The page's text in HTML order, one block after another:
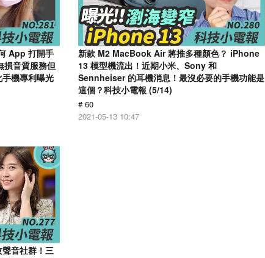
App 打開手
音質服務但
機專利曝光
新款 M2 MacBook Air 將推多種顏色？ iPhone
13 模型機流出！近期小米、Sony 和
Sennheiser 的耳機消息！最沒必要的手機功能是
這個？科技小電報 (5/14)
# 60
2021-05-13 10:47
音社群！三